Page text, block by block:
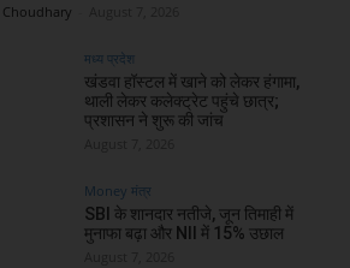
Choudhary
मध्य प्रदेश
खंडवा हॉस्टल में खाने को लेकर हंगामा,
थाली लेकर कलेक्ट्रेट पहुंचे छात्र;
प्रशासन ने शुरू की जांच
Money मंत्र
SBI के शानदार नतीजे, जून तिमाही में
मुनाफा बढ़ा और NII में 15% उछाल